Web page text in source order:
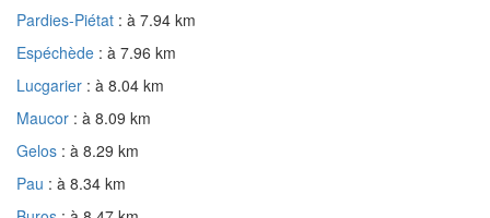
Pardies-Piétat : à 7.94 km
Espéchède : à 7.96 km
Lucgarier : à 8.04 km
Maucor : à 8.09 km
Gelos : à 8.29 km
Pau : à 8.34 km